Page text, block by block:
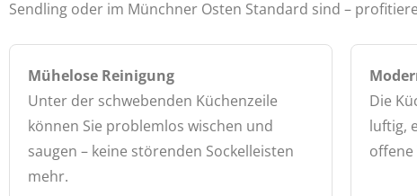
Sendling oder im Münchner Osten Standard sind –
Mühelose Reinigung
Unter der schwebenden Küchenzeile
können Sie problemlos wischen und
saugen – keine störenden Sockelleisten
mehr.
Die
luftig,
offene